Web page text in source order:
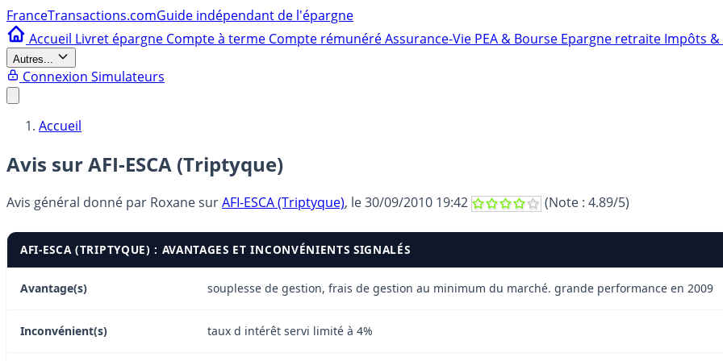
FranceTransactions.comGuide indépendant de l'épargne
Accueil Livret épargne Compte à terme Compte rémunéréAssurance-Vie PEA & Bourse Epargne retraite Impôts &
Autres...
Connexion Simulateurs
Accueil
Avis sur AFI-ESCA (Triptyque)
Avis général donné par RoxanesurAFI-ESCA (Triptyque), le30/09/2010 19:42 (Note : 4.89/5)
AFI-ESCA (TRIPTYQUE) : AVANTAGES ET INCONVÉNIENTS SIGNALÉS
Avantage(s) souplesse de gestion, frais de gestion au minimum du marché. grande performance en 2009
Inconvénient(s) taux d intérêt servi limité à 4%